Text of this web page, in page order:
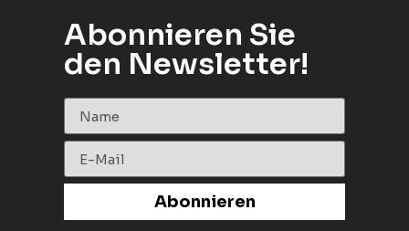
Abonnieren Sie
den Newsletter!
Abonnieren